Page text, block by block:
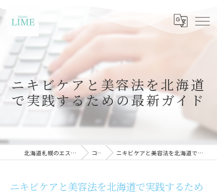
ニキビケアと美容法を北海道
で実践するための最新ガイド
北海道札幌のエステならLIME札幌 コラム ニキビケアと美容法を北海道で実践するための最新ガイド
ニキビケアと美容法を北海道で実践するため